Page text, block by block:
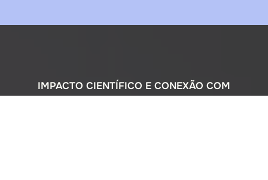
IMPACTO CIENTÍFICO E CONEXÃO COM
A SOCIEDADE